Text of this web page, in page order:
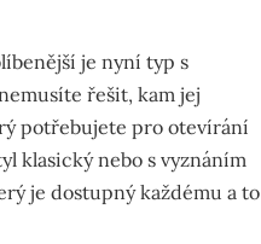
je nyní typ s
řešit, kam jej
potřebujete pro otevírání
klasický nebo s vyznáním
je dostupný každému a to